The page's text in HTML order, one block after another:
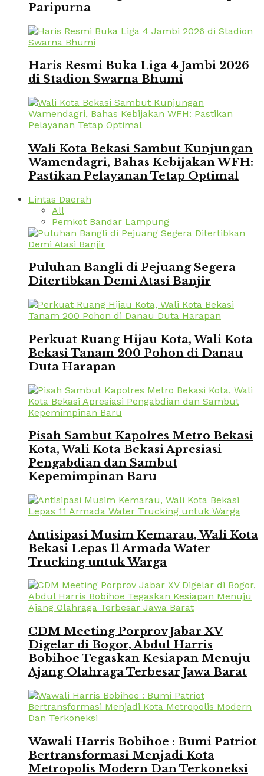
Paripurna
Haris Resmi Buka Liga 4 Jambi 2026
di Stadion Swarna Bhumi
Wali Kota Bekasi Sambut Kunjungan
Wamendagri, Bahas Kebijakan WFH:
Pastikan Pelayanan Tetap Optimal
Lintas Daerah
All
Pemkot Bandar Lampung
Puluhan Bangli di Pejuang Segera
Ditertibkan Demi Atasi Banjir
Perkuat Ruang Hijau Kota, Wali Kota
Bekasi Tanam 200 Pohon di Danau
Duta Harapan
Pisah Sambut Kapolres Metro Bekasi
Kota, Wali Kota Bekasi Apresiasi
Pengabdian dan Sambut
Kepemimpinan Baru
Antisipasi Musim Kemarau, Wali Kota
Bekasi Lepas 11 Armada Water
Trucking untuk Warga
CDM Meeting Porprov Jabar XV
Digelar di Bogor, Abdul Harris
Bobihoe Tegaskan Kesiapan Menuju
Ajang Olahraga Terbesar Jawa Barat
Wawali Harris Bobihoe : Bumi Patriot
Bertransformasi Menjadi Kota
Metropolis Modern Dan Terkoneksi